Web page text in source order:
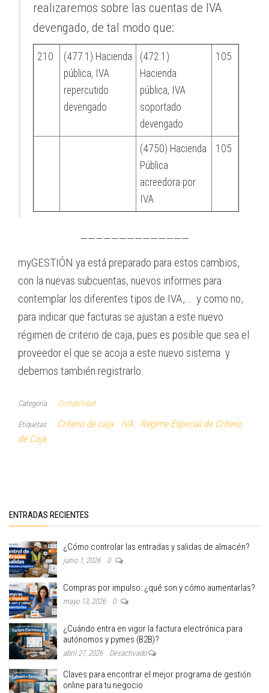
realizaremos sobre las cuentas de IVA
devengado, de tal modo que:
210
(477.1) Hacienda
pública, IVA
repercutido
devengado
(472.1)
Hacienda
pública, IVA
soportado
devengado
105
(4750) Hacienda
Pública
acreedora por
IVA
105
——————————————
myGESTIÓN ya está preparado para estos cambios,
con la nuevas subcuentas, nuevos informes para
contemplar los diferentes tipos de IVA,… y como no,
para indicar que facturas se ajustan a este nuevo
régimen de criterio de caja, pues es posible que sea el
proveedor el que se acoja a este nuevo sistema y
debemos también registrarlo.
Categoría Contabilidad
Etiquetas Criterio de caja IVA
Régime Especial de Criterio
de Caja
ENTRADAS RECIENTES
¿Cómo controlar las entradas y salidas de almacén?
junio 1, 2026 0
Compras por impulso: ¿qué son y cómo aumentarlas?
mayo 13, 2026 0
¿Cuándo entra en vigor la factura electrónica para
autónomos y pymes (B2B)?
abril 27, 2026 Desactivado
Claves para encontrar el mejor programa de gestión
online para tu negocio